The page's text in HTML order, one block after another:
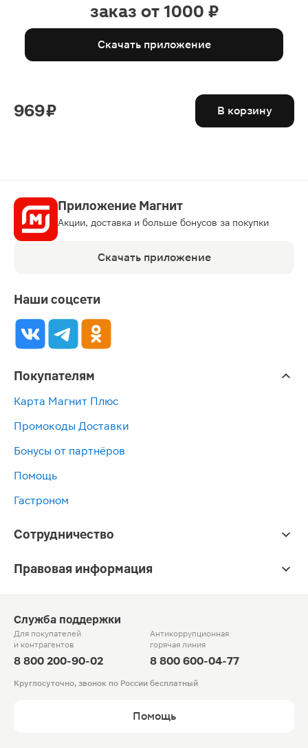
заказ от 1000 ₽
Скачать приложение
969 ₽ В корзину
Приложение Магнит
Акции, доставка и больше бонусов за покупки
Скачать приложение
Наши соцсети
Покупателям
Карта Магнит Плюс
Промокоды Доставки
Бонусы от партнёров
Помощь
Гастроном
Сотрудничество
Правовая информация
Служба поддержки
Для покупателей
и контрагентов
8 800 200-90-02
Антикоррупционная
горячая линия
8 800 600-04-77
Круглосуточно, звонок по России бесплатный
Помощь